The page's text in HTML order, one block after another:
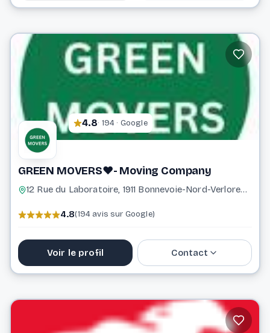
info@general-overnight.com
4.8· 194 · Google
GREEN MOVERS❤️- Moving Company
12 Rue du Laboratoire, 1911 Bonnevoie-Nord-Verlorenkost Luxembourg Luxembourg
4.8(194 avis sur Google)
Voir le profil Contact
info@greenmovers.lu